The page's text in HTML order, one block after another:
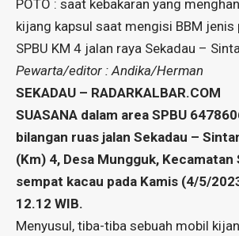
POTO : saat kebakaran yang
kijang kapsul saat mengisi BBM
SPBU KM 4 jalan raya Sekadau –
Pewarta/editor : Andika/Herman
SEKADAU – RADARKALBAR.COM
SUASANA dalam area SPBU
bilangan ruas jalan Sekadau –
(Km) 4, Desa Mungguk, Kecamatan
sempat kacau pada Kamis (4/5/
12.12 WIB.
Menyusul, tiba-tiba sebuah mobil